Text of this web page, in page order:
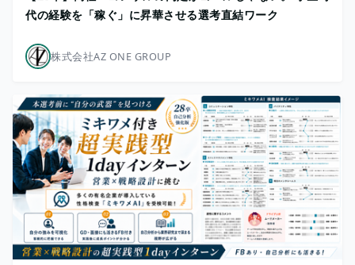
代の経験を「稼ぐ」に昇華させる選考直結ワーク
株式会社AZ ONE GROUP